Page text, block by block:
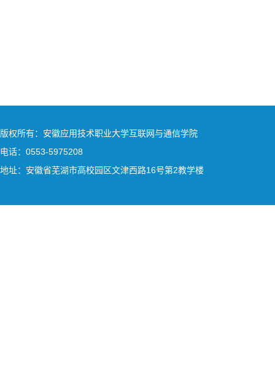
版权所有：安徽应用技术职业大学互联网与通信学院
电话：0553-5975208
地址：安徽省芜湖市高校园区文津西路16号第2教学楼